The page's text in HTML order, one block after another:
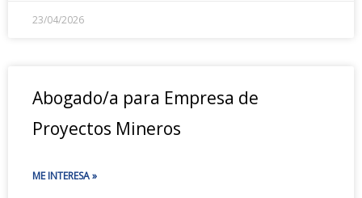
23/04/2026
Abogado/a para Empresa de
Proyectos Mineros
ME INTERESA »